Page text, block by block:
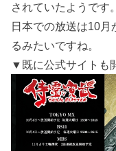
されていたようです。
日本での放送は10月
るみたいですね。
▼既に公式サイトも